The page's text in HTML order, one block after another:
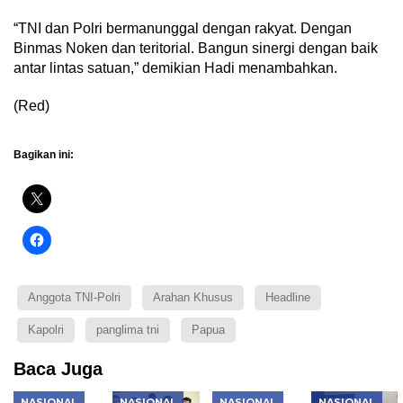
“TNI dan Polri bermanunggal dengan rakyat. Dengan
Binmas Noken dan teritorial. Bangun sinergi dengan baik
antar lintas satuan,” demikian Hadi menambahkan.
(Red)
Bagikan ini:
Anggota TNI-Polri Arahan Khusus Headline
Kapolri panglima tni Papua
Baca Juga